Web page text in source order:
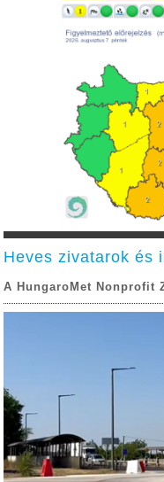
Heves zivatarok és
A HungaroMet Nonprofit